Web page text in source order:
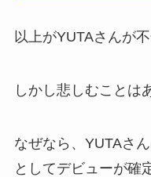
以上がYUTAさんが
しかし悲しむことは
なぜなら、YUTAさ
としてデビューが確